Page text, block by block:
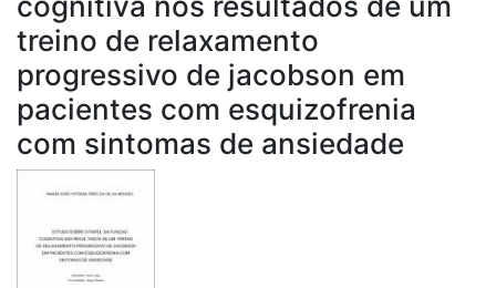
treino de relaxamento
progressivo de jacobson em
pacientes com esquizofrenia
com sintomas de ansiedade